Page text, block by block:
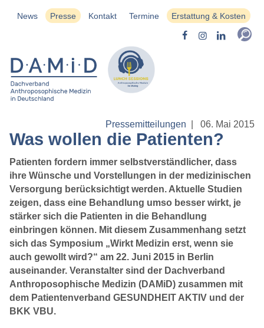
News Presse Kontakt Termine Erstattung & Kosten
Pressemitteilungen |06. Mai 2015
Was wollen die Patienten?
Patienten fordern immer selbstverständlicher, dass
ihre Wünsche und Vorstellungen in der medizinischen
Versorgung berücksichtigt werden. Aktuelle Studien
zeigen, dass eine Behandlung umso besser wirkt, je
stärker sich die Patienten in die Behandlung
einbringen können. Mit diesem Zusammenhang setzt
sich das Symposium „Wirkt Medizin erst, wenn sie
auch gewollt wird?“ am 22. Juni 2015 in Berlin
auseinander. Veranstalter sind der Dachverband
Anthroposophische Medizin (DAMiD) zusammen mit
dem Patientenverband GESUNDHEIT AKTIV und der
BKK VBU.